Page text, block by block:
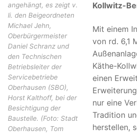
angehängt, es zeigt v.
li. den Beigeordneten
Michael Jehn,
Oberbürgermeister
Daniel Schranz und
den Technischen
Betriebsleiter der
Servicebetriebe
Oberhausen (SBO),
Horst Kalthoff, bei der
Besichtigung der
Baustelle. (Foto: Stadt
Oberhausen, Tom
Kollwitz-
Mit einem
von rd. 6,1
Käthe-
einen
nur eine
Tradition
herstellen,